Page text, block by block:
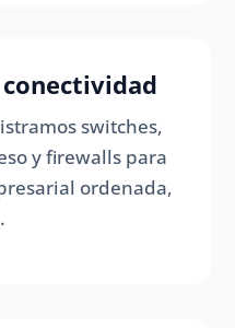
switches,
y firewalls para
ordenada,